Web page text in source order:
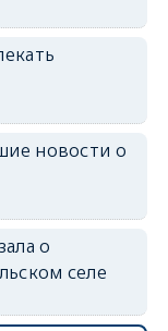
новости о
о
селе